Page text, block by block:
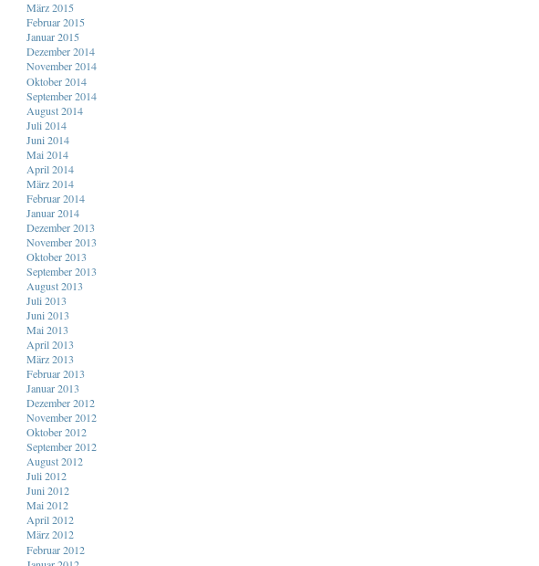
März 2015
Februar 2015
Januar 2015
Dezember 2014
November 2014
Oktober 2014
September 2014
August 2014
Juli 2014
Juni 2014
Mai 2014
April 2014
März 2014
Februar 2014
Januar 2014
Dezember 2013
November 2013
Oktober 2013
September 2013
August 2013
Juli 2013
Juni 2013
Mai 2013
April 2013
März 2013
Februar 2013
Januar 2013
Dezember 2012
November 2012
Oktober 2012
September 2012
August 2012
Juli 2012
Juni 2012
Mai 2012
April 2012
März 2012
Februar 2012